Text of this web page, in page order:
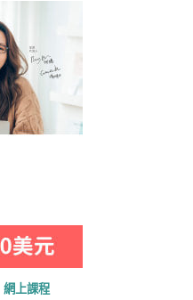
網上課程